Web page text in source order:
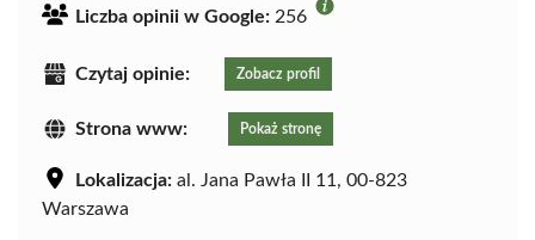
Liczba opinii w Google: 256
Czytaj opinie: Zobacz profil
Strona www: Pokaż stronę
Lokalizacja: al. Jana Pawła II 11, 00-823
Warszawa